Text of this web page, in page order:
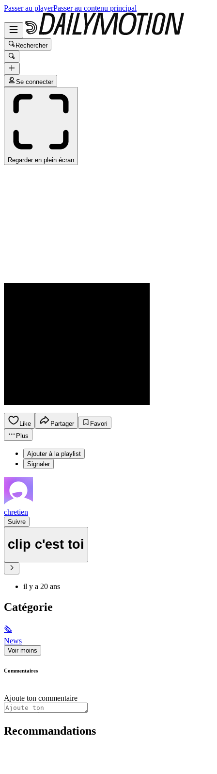
Passer au playerPasser au contenu principal
Rechercher
Se connecter
Regarder en plein écran
Like Partager
Favori
Plus
Ajouter à la playlist
Signaler
chretien
Suivre
clip c'est toi
il y a 20 ans
Catégorie
🗞
News
Voir moins
Commentaires
Ajoute ton commentaire
Recommandations